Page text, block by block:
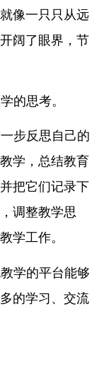
像一只只从远
阔了眼界，节
的思考。
步反思自己的
学，总结教育
把它们记录下
调整教学思
学工作。
学的平台能够
的学习、交流